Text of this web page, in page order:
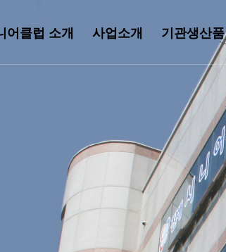
어클럽 소개 사업소개 기관생산품